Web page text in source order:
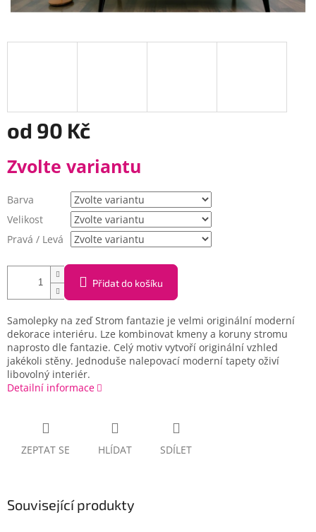
od 90 Kč
cena:
Zvolte variantu
Barva
Velikost
Pravá / Levá
Přidat do košíku
Samolepky na zeď Strom fantazie je velmi originální moderní
dekorace interiéru. Lze kombinovat kmeny a koruny stromu
naprosto dle fantazie. Celý motiv vytvoří originální vzhled
jakékoli stěny. Jednoduše nalepovací moderní tapety oživí
libovolný interiér.
Detailní informace
ZEPTAT SE HLÍDAT SDÍLET
Související produkty